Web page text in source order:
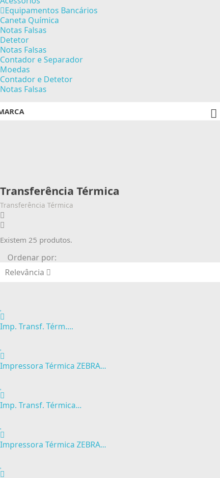
Equipamentos Bancários
Caneta Química
Notas Falsas
Detetor
Notas Falsas
Contador e Separador
Moedas
Contador e Detetor
Notas Falsas

Transferência Térmica
Transferência Térmica
Existem 25 produtos.
Ordenar por:
Relevância
Imp. Transf. Térm....
Impressora Térmica ZEBRA...
Imp. Transf. Térmica...
Impressora Térmica ZEBRA...